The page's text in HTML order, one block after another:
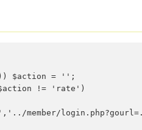
$action = '';
!= 'rate')
member/